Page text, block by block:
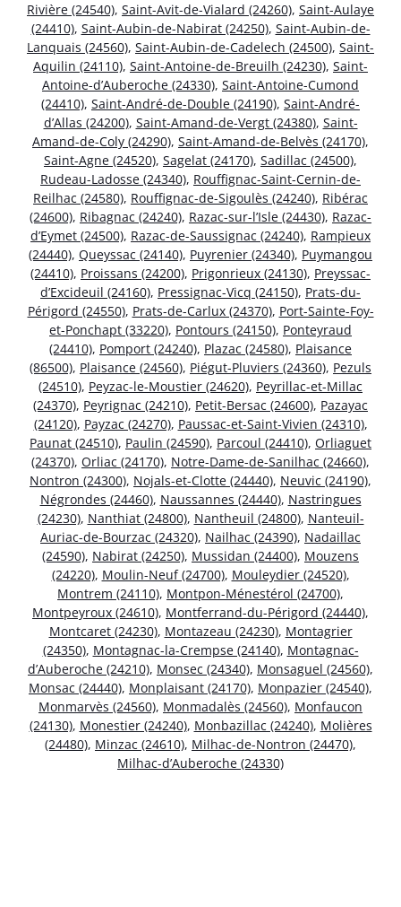
Rivière (24540), Saint-Avit-de-Vialard (24260), Saint-Aulaye
(24410), Saint-Aubin-de-Nabirat (24250), Saint-Aubin-de-
Lanquais (24560), Saint-Aubin-de-Cadelech (24500), Saint-
Aquilin (24110), Saint-Antoine-de-Breuilh (24230), Saint-
Antoine-d’Auberoche (24330), Saint-Antoine-Cumond
(24410), Saint-André-de-Double (24190), Saint-André-
d’Allas (24200), Saint-Amand-de-Vergt (24380), Saint-
Amand-de-Coly (24290), Saint-Amand-de-Belvès (24170),
Saint-Agne (24520), Sagelat (24170), Sadillac (24500),
Rudeau-Ladosse (24340), Rouffignac-Saint-Cernin-de-
Reilhac (24580), Rouffignac-de-Sigoulès (24240), Ribérac
(24600), Ribagnac (24240), Razac-sur-l’Isle (24430), Razac-
d’Eymet (24500), Razac-de-Saussignac (24240), Rampieux
(24440), Queyssac (24140), Puyrenier (24340), Puymangou
(24410), Proissans (24200), Prigonrieux (24130), Preyssac-
d’Excideuil (24160), Pressignac-Vicq (24150), Prats-du-
Périgord (24550), Prats-de-Carlux (24370), Port-Sainte-Foy-
et-Ponchapt (33220), Pontours (24150), Ponteyraud
(24410), Pomport (24240), Plazac (24580), Plaisance
(86500), Plaisance (24560), Piégut-Pluviers (24360), Pezuls
(24510), Peyzac-le-Moustier (24620), Peyrillac-et-Millac
(24370), Peyrignac (24210), Petit-Bersac (24600), Pazayac
(24120), Payzac (24270), Paussac-et-Saint-Vivien (24310),
Paunat (24510), Paulin (24590), Parcoul (24410), Orliaguet
(24370), Orliac (24170), Notre-Dame-de-Sanilhac (24660),
Nontron (24300), Nojals-et-Clotte (24440), Neuvic (24190),
Négrondes (24460), Naussannes (24440), Nastringues
(24230), Nanthiat (24800), Nantheuil (24800), Nanteuil-
Auriac-de-Bourzac (24320), Nailhac (24390), Nadaillac
(24590), Nabirat (24250), Mussidan (24400), Mouzens
(24220), Moulin-Neuf (24700), Mouleydier (24520),
Montrem (24110), Montpon-Ménestérol (24700),
Montpeyroux (24610), Montferrand-du-Périgord (24440),
Montcaret (24230), Montazeau (24230), Montagrier
(24350), Montagnac-la-Crempse (24140), Montagnac-
d’Auberoche (24210), Monsec (24340), Monsaguel (24560),
Monsac (24440), Monplaisant (24170), Monpazier (24540),
Monmarvès (24560), Monmadalès (24560), Monfaucon
(24130), Monestier (24240), Monbazillac (24240), Molières
(24480), Minzac (24610), Milhac-de-Nontron (24470),
Milhac-d’Auberoche (24330)